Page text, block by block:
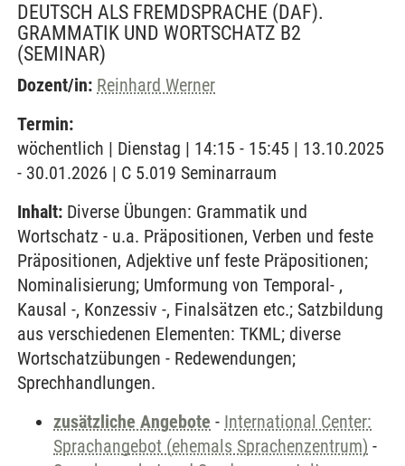
DEUTSCH ALS FREMDSPRACHE (DAF).
GRAMMATIK UND WORTSCHATZ B2
(SEMINAR)
Dozent/in: Reinhard Werner
Termin:
wöchentlich | Dienstag | 14:15 - 15:45 | 13.10.2025
- 30.01.2026 | C 5.019 Seminarraum
Inhalt: Diverse Übungen: Grammatik und
Wortschatz - u.a. Präpositionen, Verben und feste
Präpositionen, Adjektive unf feste Präpositionen;
Nominalisierung; Umformung von Temporal- ,
Kausal -, Konzessiv -, Finalsätzen etc.; Satzbildung
aus verschiedenen Elementen: TKML; diverse
Wortschatzübungen - Redewendungen;
Sprechhandlungen.
zusätzliche Angebote - International Center:
Sprachangebot (ehemals Sprachenzentrum) -